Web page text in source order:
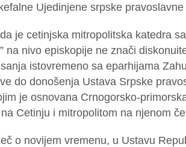
Ujedinjene srpske pravoslavne
je cetinjska mitropolitska katedra
na nivo episkopije ne znači
istovremeno sa eparhijama
do donošenja Ustava Srpske
je osnovana Crnogorsko-
Cetinju i mitropolitom na njenom
o novijem vremenu, u Ustavu